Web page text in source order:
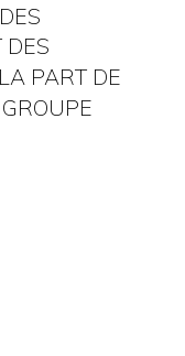
DES
PART DE